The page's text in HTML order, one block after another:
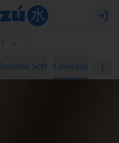
Bebidas Soft Cervezas